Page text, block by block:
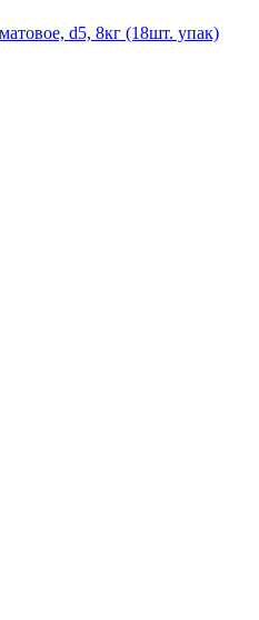
d5, 8кг (18шт. упак)